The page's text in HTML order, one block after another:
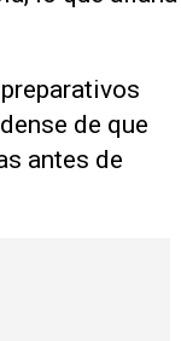
de que
antes de